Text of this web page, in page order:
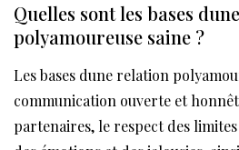
Quelles sont les bases
polyamoureuse saine ?
Les bases dune relation
communication ouverte et
partenaires, le respect des